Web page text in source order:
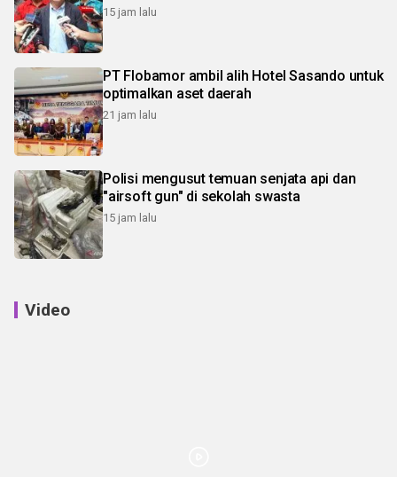
15 jam lalu
PT Flobamor ambil alih Hotel Sasando untuk
optimalkan aset daerah
21 jam lalu
Polisi mengusut temuan senjata api dan
"airsoft gun" di sekolah swasta
15 jam lalu
Video